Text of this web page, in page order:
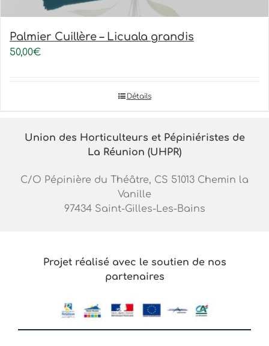
Palmier Cuillère – Licuala grandis
50,00€
Détails
Union des Horticulteurs et Pépiniéristes de
La Réunion (UHPR)
C/O Pépinière du Théâtre, CS 51013 Chemin la
Vanille
97434 Saint-Gilles-Les-Bains
Projet réalisé avec le soutien de nos
partenaires